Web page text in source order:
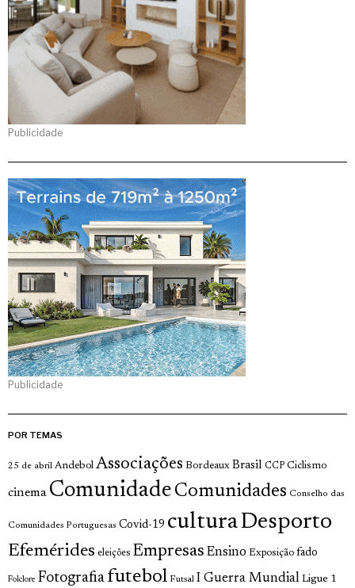
Publicidade
Publicidade
POR TEMAS
25 de abril Andebol Associações Bordeaux Brasil CCP Ciclismo
cinema Comunidade Comunidades Conselho das
Comunidades Portuguesas Covid-19 culturaDesporto
Efemérides eleições Empresas Ensino Exposição fado
Folclore Fotografia futebol Futsal I Guerra Mundial Ligue 1